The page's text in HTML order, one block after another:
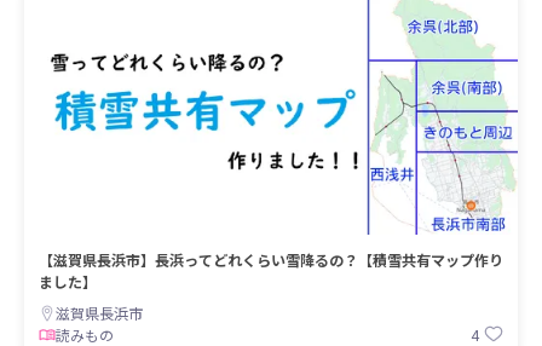
【滋賀県長浜市】長浜ってどれくらい雪降るの？【積雪共有マップ作り
ました】
滋賀県長浜市
読みもの
4